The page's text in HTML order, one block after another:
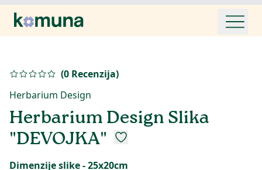
(0 Recenzija)
Herbarium Design
Herbarium Design Slika
"DEVOJKA"
Dimenzije slike - 25x20cm